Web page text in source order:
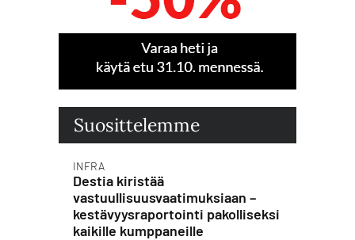
Suosittelemme
INFRA
Destia kiristää
vastuullisuusvaatimuksiaan –
kestävyysraportointi pakolliseksi
kaikille kumppaneille